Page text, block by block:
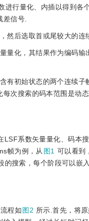
进行量化、内插以得到
信号.
然后选取首或尾较大的
量化，其结果作为编码
有初始状态的两个连续
次搜索的码本范围是动
系数矢量量化、码本
帧为例，从 图1 可以看到
搜索，每个阶段可以嵌
程如图2 所示.首先，将